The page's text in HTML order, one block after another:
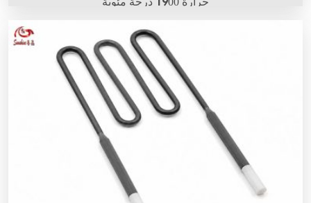
1900 درجة مئوية متاحة بأشكال متعددة، مثل العناصر المستقيمة
والعناصر بشكل حرف U والعناصر بشكل حرف W والعناصر بشكل
حرف L أو عناصر مثنية في مجموعة واسعة من الأشكال والأحجام،
وتتميز جميعها بعمر طويل وأداء متسق.